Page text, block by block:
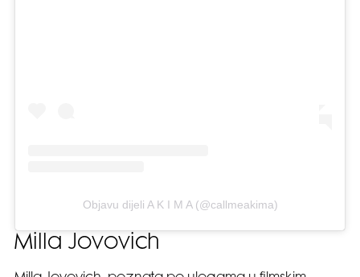
Objavu dijeli A K I M A (@callmeakima)
Milla Jovovich